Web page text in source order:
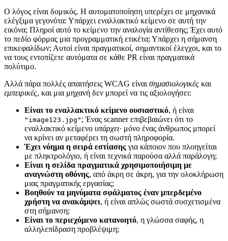
Ο λόγος είναι δομικός. Η αυτοματοποίηση υπερέχει σε μηχανικά
ελέγξιμα γεγονότα: Υπάρχει εναλλακτικό κείμενο σε αυτή την
εικόνα; Πληροί αυτό το κείμενο την αναλογία αντίθεσης; Έχει αυτό
το πεδίο φόρμας μια προγραμματική ετικέτα; Υπάρχει η σήμανση
επικεφαλίδων; Αυτοί είναι πραγματικοί, σημαντικοί έλεγχοι, και το
να τους εντοπίζετε αυτόματα σε κάθε PR είναι πραγματικά
πολύτιμο.
Αλλά πάρα πολλές απαιτήσεις WCAG είναι σημασιολογικές και
εμπειρικές, και μια μηχανή δεν μπορεί να τις αξιολογήσει:
Είναι το εναλλακτικό κείμενο ουσιαστικό, ή είναι
"image123.jpg" ; Ένας scanner επιβεβαιώνει ότι το
εναλλακτικό κείμενο υπάρχει· μόνο ένας άνθρωπος μπορεί
να κρίνει αν μεταφέρει τη σωστή πληροφορία.
Έχει νόημα η σειρά εστίασης για κάποιον που πλοηγείται
με πληκτρολόγιο, ή είναι τεχνικά παρούσα αλλά παράλογη;
Είναι η σελίδα πραγματικά χρησιμοποιήσιμη με
αναγνώστη οθόνης, από άκρη σε άκρη, για την ολοκλήρωση
μιας πραγματικής εργασίας;
Βοηθούν τα μηνύματα σφάλματος έναν μπερδεμένο
χρήστη να ανακάμψει, ή είναι απλώς σωστά συσχετισμένα
στη σήμανση;
Είναι το περιεχόμενο κατανοητό, η γλώσσα σαφής, η
αλληλεπίδραση προβλέψιμη;